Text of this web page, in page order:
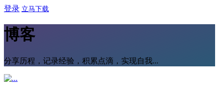
登录 立马下载
博客
分享历程，记录经验，积累点滴，实现自我...